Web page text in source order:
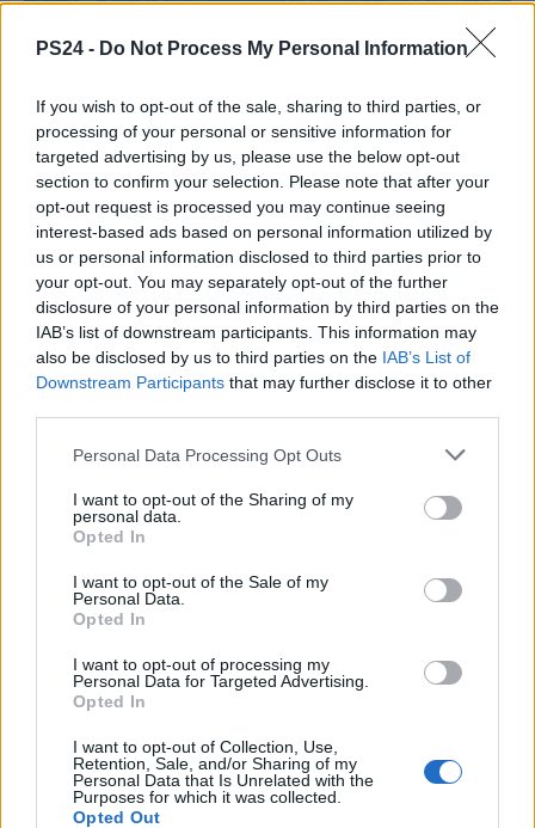
PS24 - Do Not Process My Personal Information
If you wish to opt-out of the sale, sharing to third parties, or
processing of your personal or sensitive information for
targeted advertising by us, please use the below opt-out
section to confirm your selection. Please note that after your
opt-out request is processed you may continue seeing
interest-based ads based on personal information utilized by
us or personal information disclosed to third parties prior to
your opt-out. You may separately opt-out of the further
disclosure of your personal information by third parties on the
IAB’s list of downstream participants. This information may
also be disclosed by us to third parties on the IAB’s List of
Downstream Participants that may further disclose it to other
Personal Data Processing Opt Outs
I want to opt-out of the Sharing of my
personal data.
Opted In
I want to opt-out of the Sale of my
Personal Data.
Opted In
I want to opt-out of processing my
Personal Data for Targeted Advertising.
Opted In
I want to opt-out of Collection, Use,
Retention, Sale, and/or Sharing of my
Personal Data that Is Unrelated with the
Purposes for which it was collected.
Opted Out